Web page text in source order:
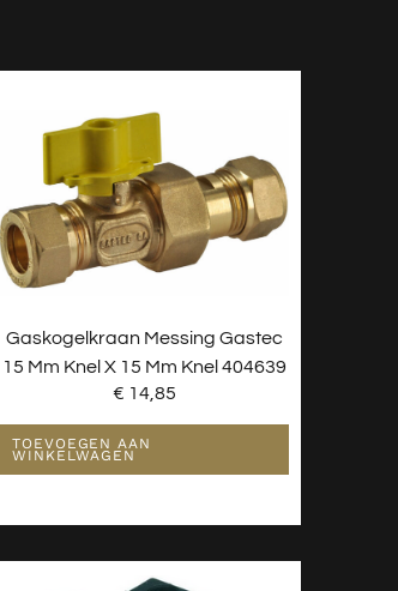
Gaskogelkraan Messing Gastec
15 Mm Knel X 15 Mm Knel 404639
€ 14,85
TOEVOEGEN AAN
WINKELWAGEN